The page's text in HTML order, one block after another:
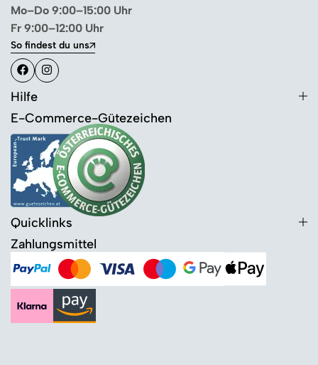
Mo–Do 9:00–15:00 Uhr
Fr 9:00–12:00 Uhr
So findest du uns
Hilfe
E-Commerce-Gütezeichen
Quicklinks
Zahlungsmittel